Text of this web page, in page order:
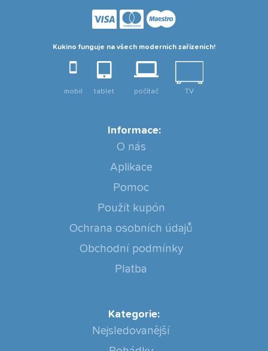
Informace:
O nás
Aplikace
Pomoc
Použít kupón
Ochrana osobních údajů
Obchodní podmínky
Platba
Kategorie:
Nejsledovanější
Kukino funguje na všech moderních zařízeních!
mobil tablet počítač TV